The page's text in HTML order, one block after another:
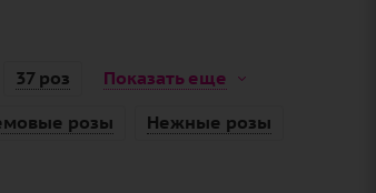
37 роз
Показать еще
розы
Нежные розы